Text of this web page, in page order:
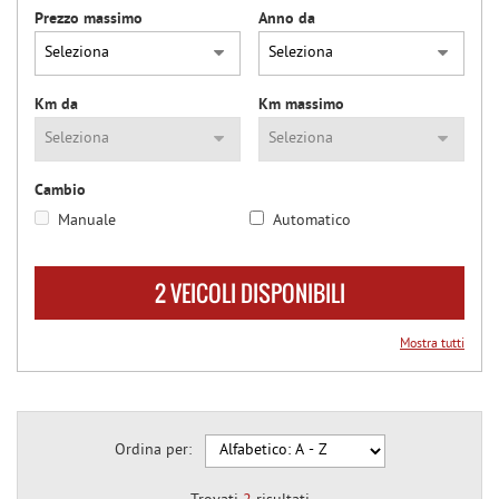
NEWS
AREA COMMERCIANTI
Prezzo massimo Anno da
Km da Km massimo
Cambio
Manuale
Automatico
2 VEICOLI DISPONIBILI
Mostra tutti
Ordina per:
questi
strumenti
si
rimanda
policy.
Puoi
e
in